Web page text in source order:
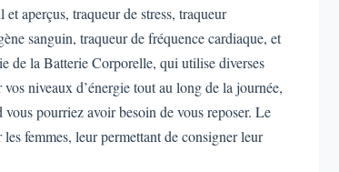
aperçus, traqueur de stress, traqueur
sanguin, traqueur de fréquence cardiaque, et
de la Batterie Corporelle, qui utilise diverses
niveaux d’énergie tout au long de la journée,
pourriez avoir besoin de vous reposer. Le
femmes, leur permettant de consigner leur